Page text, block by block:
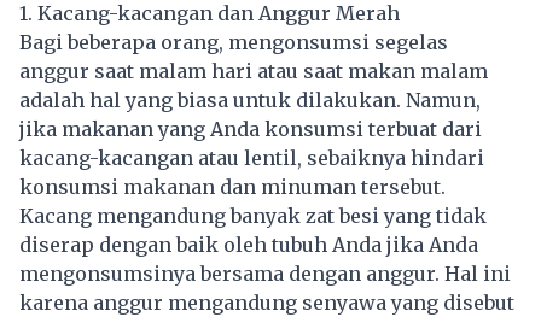
1. Kacang-kacangan dan Anggur Merah
Bagi beberapa orang, mengonsumsi segelas
anggur saat malam hari atau saat makan malam
adalah hal yang biasa untuk dilakukan. Namun,
jika makanan yang Anda konsumsi terbuat dari
kacang-kacangan atau lentil, sebaiknya hindari
konsumsi makanan dan minuman tersebut.
Kacang mengandung banyak zat besi yang tidak
diserap dengan baik oleh tubuh Anda jika Anda
mengonsumsinya bersama dengan anggur. Hal ini
karena anggur mengandung senyawa yang disebut